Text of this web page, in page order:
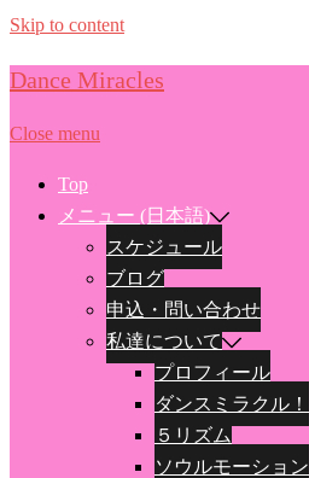
Skip to content
Dance Miracles
Close menu
Top
メニュー (日本語)
スケジュール
ブログ
申込・問い合わせ
私達について
プロフィール
ダンスミラクル！
５リズム
ソウルモーション